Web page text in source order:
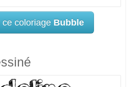
ce coloriage Bubble